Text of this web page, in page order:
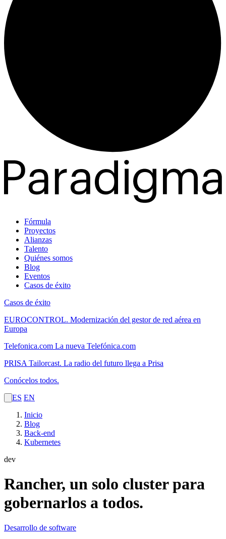
Fórmula
Proyectos
Alianzas
Talento
Quiénes somos
Blog
Eventos
Casos de éxito
Casos de éxito
EUROCONTROL. Modernización del gestor de red aérea en
Europa
Telefonica.com La nueva Telefónica.com
PRISA Tailorcast. La radio del futuro llega a Prisa
Conócelos todos.
ES EN
Inicio
Blog
Back-end
Kubernetes
dev
Rancher, un solo cluster para
gobernarlos a todos.
Desarrollo de software